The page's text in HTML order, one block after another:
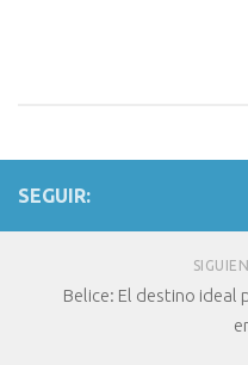
SEGUIR:
Belice: El destino ideal